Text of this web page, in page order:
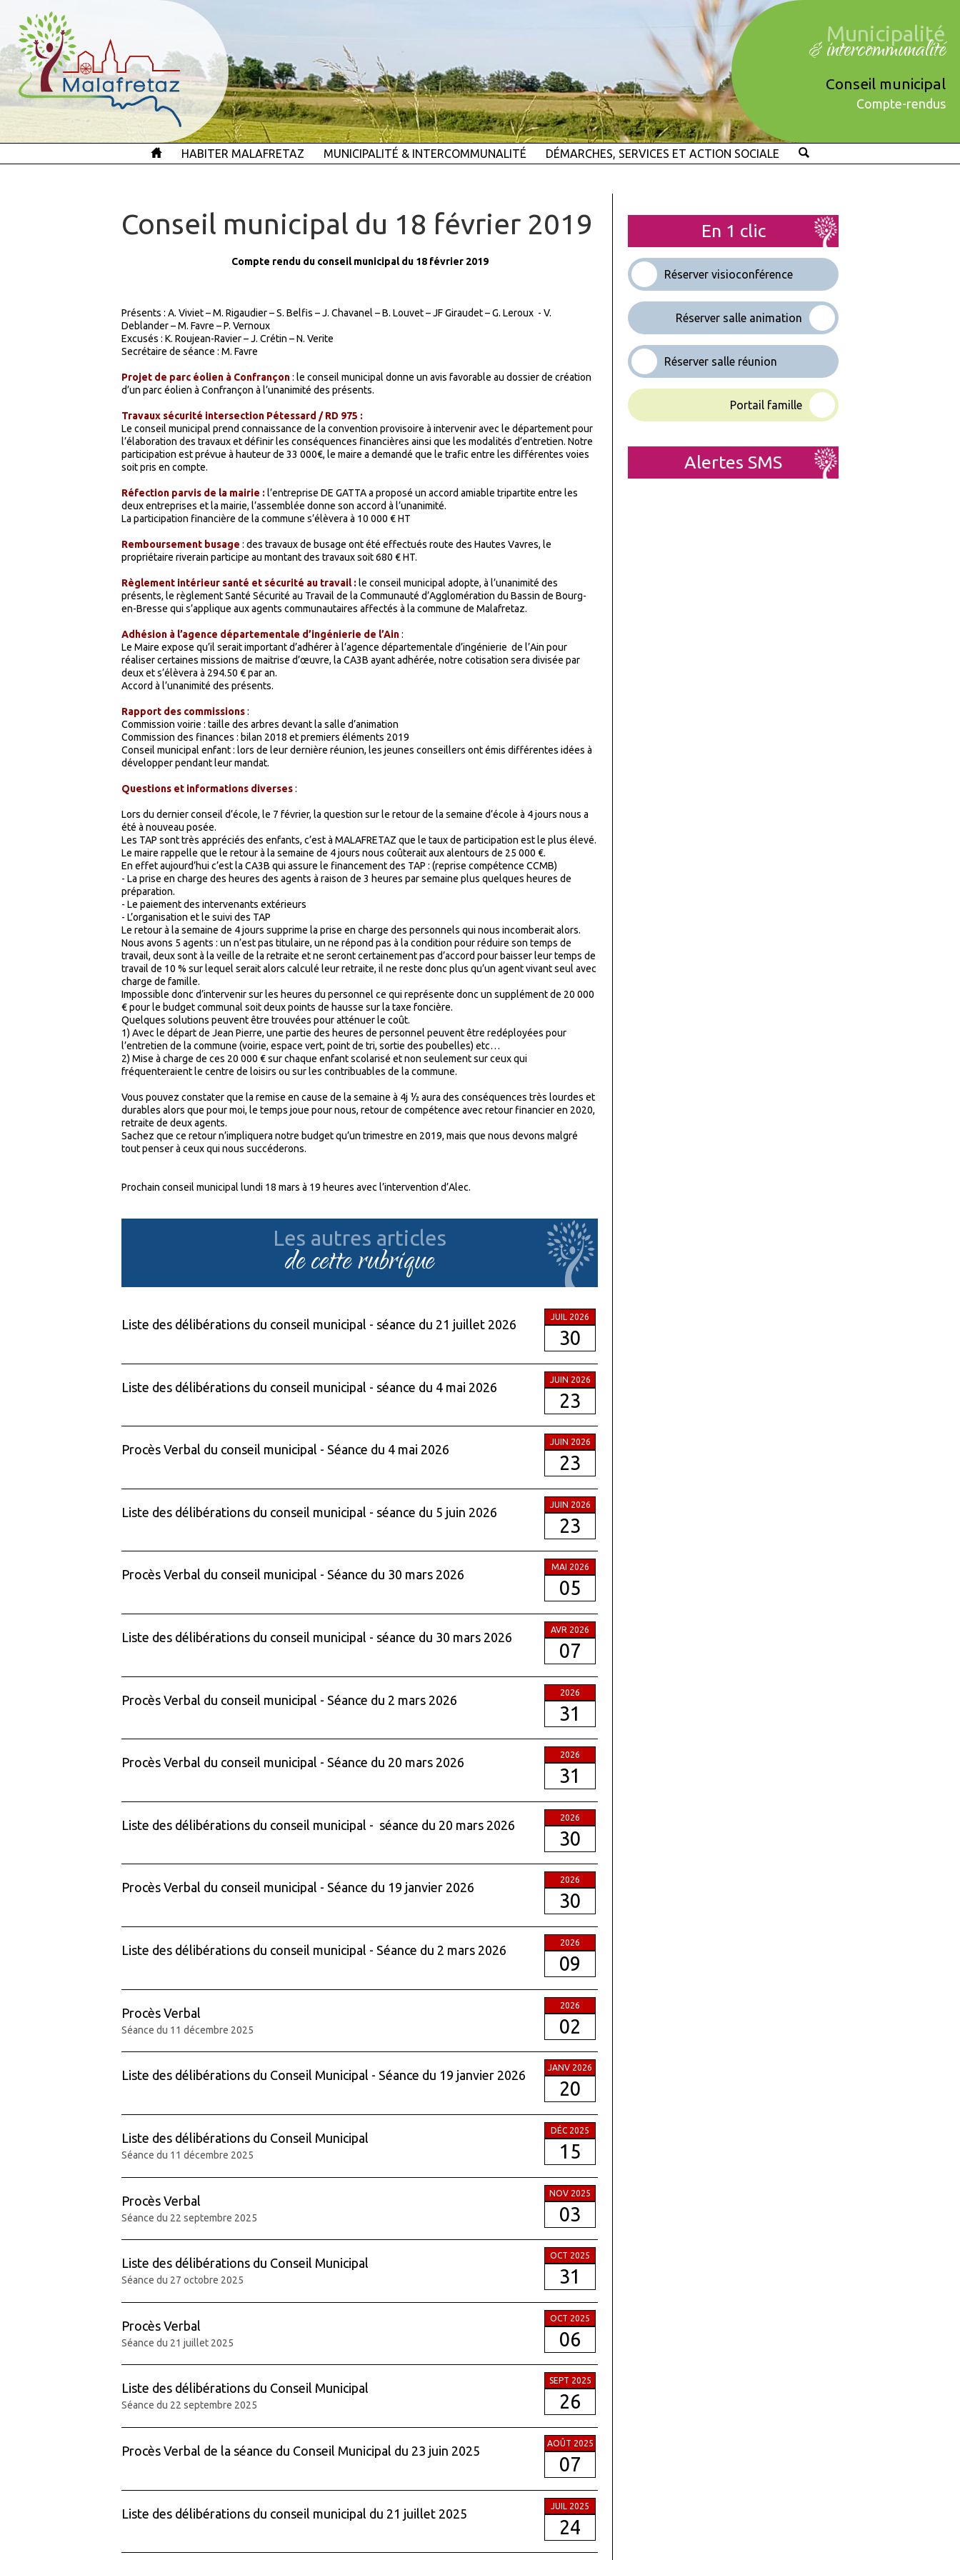
Municipalité
& intercommunalité
Conseil municipal
Compte-rendus
HABITER MALAFRETAZ MUNICIPALITÉ & INTERCOMMUNALITÉ DÉMARCHES, SERVICES ET ACTION SOCIALE
Conseil municipal du 18 février 2019
Compte rendu du conseil municipal du 18 février 2019
Présents : A. Viviet – M. Rigaudier – S. Belfis – J. Chavanel – B. Louvet – JF Giraudet – G. Leroux - V.
Deblander – M. Favre – P. Vernoux
Excusés : K. Roujean-Ravier – J. Crétin – N. Verite
Secrétaire de séance : M. Favre
Projet de parc éolien à Confrançon: le conseil municipal donne un avis favorable au dossier de création
d’un parc éolien à Confrançon à l’unanimité des présents.
Travaux sécurité intersection Pétessard / RD 975 :
Le conseil municipal prend connaissance de la convention provisoire à intervenir avec le département pour
l’élaboration des travaux et définir les conséquences financières ainsi que les modalités d’entretien. Notre
participation est prévue à hauteur de 33 000€, le maire a demandé que le trafic entre les différentes voies
soit pris en compte.
Réfection parvis de la mairie : l’entreprise DE GATTA a proposé un accord amiable tripartite entre les
deux entreprises et la mairie, l’assemblée donne son accord à l’unanimité.
La participation financière de la commune s’élèvera à 10 000 € HT
Remboursement busage : des travaux de busage ont été effectués route des Hautes Vavres, le
propriétaire riverain participe au montant des travaux soit 680 € HT.
Règlement intérieur santé et sécurité au travail : le conseil municipal adopte, à l’unanimité des
présents, le règlement Santé Sécurité au Travail de la Communauté d’Agglomération du Bassin de Bourg-
en-Bresse qui s’applique aux agents communautaires affectés à la commune de Malafretaz.
Adhésion à l’agence départementale d’ingénierie de l’Ain:
Le Maire expose qu’il serait important d’adhérer à l’agence départementale d’ingénierie de l’Ain pour
réaliser certaines missions de maitrise d’œuvre, la CA3B ayant adhérée, notre cotisation sera divisée par
deux et s’élèvera à 294.50 € par an.
Accord à l’unanimité des présents.
Rapport des commissions:
Commission voirie : taille des arbres devant la salle d’animation
Commission des finances : bilan 2018 et premiers éléments 2019
Conseil municipal enfant : lors de leur dernière réunion, les jeunes conseillers ont émis différentes idées à
développer pendant leur mandat.
Questions et informations diverses:
Lors du dernier conseil d’école, le 7 février, la question sur le retour de la semaine d’école à 4 jours nous a
été à nouveau posée.
Les TAP sont très appréciés des enfants, c’est à MALAFRETAZ que le taux de participation est le plus élevé.
Le maire rappelle que le retour à la semaine de 4 jours nous coûterait aux alentours de 25 000 €.
En effet aujourd’hui c’est la CA3B qui assure le financement des TAP : (reprise compétence CCMB)
- La prise en charge des heures des agents à raison de 3 heures par semaine plus quelques heures de
préparation.
- Le paiement des intervenants extérieurs
- L’organisation et le suivi des TAP
Le retour à la semaine de 4 jours supprime la prise en charge des personnels qui nous incomberait alors.
Nous avons 5 agents : un n’est pas titulaire, un ne répond pas à la condition pour réduire son temps de
travail, deux sont à la veille de la retraite et ne seront certainement pas d’accord pour baisser leur temps de
travail de 10 % sur lequel serait alors calculé leur retraite, il ne reste donc plus qu’un agent vivant seul avec
charge de famille.
Impossible donc d’intervenir sur les heures du personnel ce qui représente donc un supplément de 20 000
€ pour le budget communal soit deux points de hausse sur la taxe foncière.
Quelques solutions peuvent être trouvées pour atténuer le coût.
1) Avec le départ de Jean Pierre, une partie des heures de personnel peuvent être redéployées pour
l’entretien de la commune (voirie, espace vert, point de tri, sortie des poubelles) etc…
2) Mise à charge de ces 20 000 € sur chaque enfant scolarisé et non seulement sur ceux qui
fréquenteraient le centre de loisirs ou sur les contribuables de la commune.
Vous pouvez constater que la remise en cause de la semaine à 4j ½ aura des conséquences très lourdes et
durables alors que pour moi, le temps joue pour nous, retour de compétence avec retour financier en 2020,
retraite de deux agents.
Sachez que ce retour n’impliquera notre budget qu’un trimestre en 2019, mais que nous devons malgré
tout penser à ceux qui nous succéderons.
Prochain conseil municipal lundi 18 mars à 19 heures avec l’intervention d’Alec.
Les autres articles
de cette rubrique
Liste des délibérations du conseil municipal - séance du 21 juillet 2026
JUIL 2026
30
Liste des délibérations du conseil municipal - séance du 4 mai 2026
JUIN 2026
23
Procès Verbal du conseil municipal - Séance du 4 mai 2026
JUIN 2026
23
Liste des délibérations du conseil municipal - séance du 5 juin 2026
JUIN 2026
23
Procès Verbal du conseil municipal - Séance du 30 mars 2026
MAI 2026
05
Liste des délibérations du conseil municipal - séance du 30 mars 2026
AVR 2026
07
Procès Verbal du conseil municipal - Séance du 2 mars 2026
2026
31
Procès Verbal du conseil municipal - Séance du 20 mars 2026
2026
31
Liste des délibérations du conseil municipal - séance du 20 mars 2026
2026
30
Procès Verbal du conseil municipal - Séance du 19 janvier 2026
2026
30
Liste des délibérations du conseil municipal - Séance du 2 mars 2026
2026
09
Procès Verbal
Séance du 11 décembre 2025
2026
02
Liste des délibérations du Conseil Municipal - Séance du 19 janvier 2026
JANV 2026
20
Liste des délibérations du Conseil Municipal
Séance du 11 décembre 2025
DÉC 2025
15
Procès Verbal
Séance du 22 septembre 2025
NOV 2025
03
Liste des délibérations du Conseil Municipal
Séance du 27 octobre 2025
OCT 2025
31
Procès Verbal
Séance du 21 juillet 2025
OCT 2025
06
Liste des délibérations du Conseil Municipal
Séance du 22 septembre 2025
SEPT 2025
26
Procès Verbal de la séance du Conseil Municipal du 23 juin 2025
AOÛT 2025
07
Liste des délibérations du conseil municipal du 21 juillet 2025
JUIL 2025
24
En 1 clic
Réserver visioconférence
Réserver salle animation
Réserver salle réunion
Portail famille
Alertes SMS